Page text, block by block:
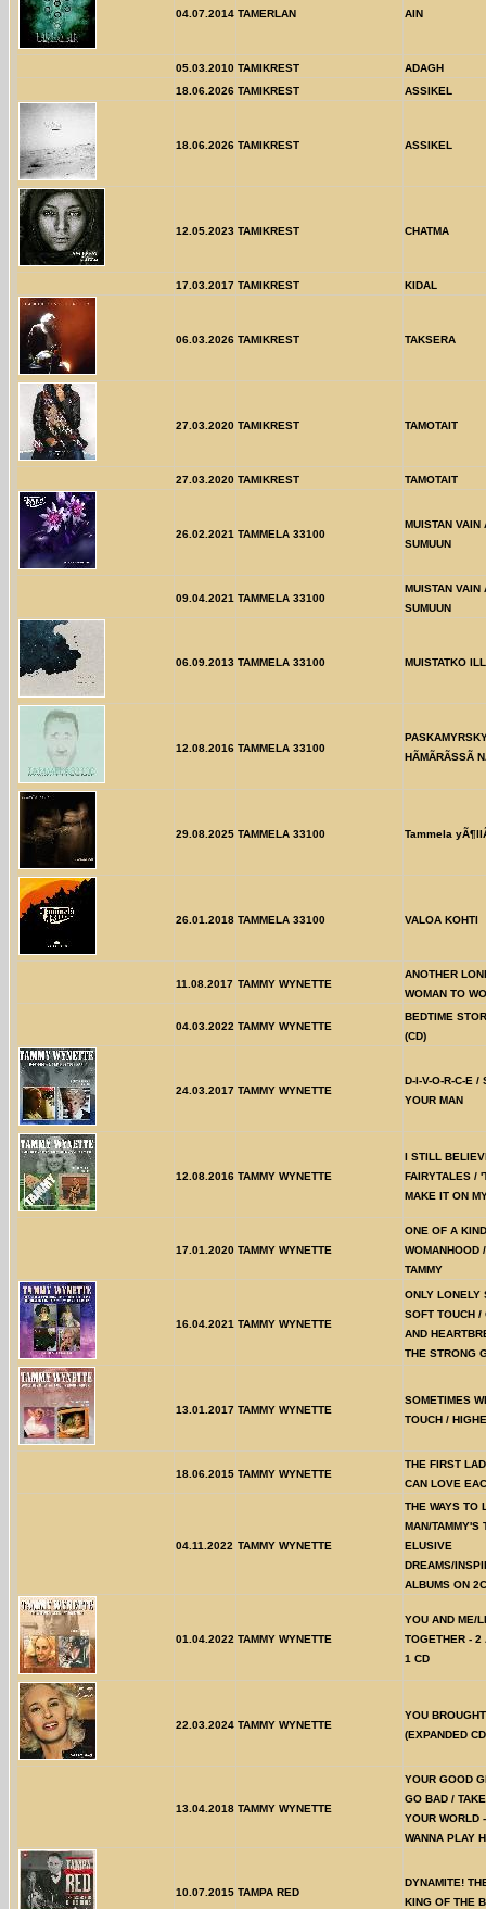
04.07.2014 TAMERLAN AIN
05.03.2010 TAMIKREST
ADAGH
18.06.2026 TAMIKREST ASSIKEL
18.06.2026 TAMIKREST ASSIKEL
12.05.2023 TAMIKREST CHATMA
17.03.2017 TAMIKREST KIDAL
06.03.2026 TAMIKREST TAKSERA
27.03.2020 TAMIKREST TAMOTAIT
27.03.2020 TAMIKREST TAMOTAIT
26.02.2021 TAMMELA 33100
MUISTAN VAIN
SUMUUN
09.04.2021 TAMMELA 33100
MUISTAN VAIN
SUMUUN
06.09.2013 TAMMELA 33100 MUISTATKO
12.08.2016 TAMMELA 33100
HÃMÃRÃSSÃ
29.08.2025 TAMMELA 33100 Tammela
26.01.2018 TAMMELA 33100 VALOA KOHTI
11.08.2017 TAMMY WYNETTE
ANOTHER
WOMAN TO
04.03.2022 TAMMY WYNETTE
BEDTIME
(CD)
24.03.2017 TAMMY WYNETTE
D-I-V-O-R-C-E /
YOUR MAN
12.08.2016 TAMMY WYNETTE
I STILL
FAIRYTALES /
MAKE IT ON
17.01.2020 TAMMY WYNETTE
ONE OF A
WOMANHOOD
TAMMY
16.04.2021 TAMMY WYNETTE
ONLY LONELY
SOFT TOUCH /
AND
THE STRONG
13.01.2017 TAMMY WYNETTE
SOMETIMES
TOUCH /
18.06.2015 TAMMY WYNETTE
THE FIRST
CAN LOVE
04.11.2022 TAMMY WYNETTE
THE WAYS TO
MAN/TAMMY'S
ELUSIVE
DREAMS/
ALBUMS ON
01.04.2022 TAMMY WYNETTE
YOU AND ME/
TOGETHER - 2
1 CD
22.03.2024 TAMMY WYNETTE
YOU
(EXPANDED
13.04.2018 TAMMY WYNETTE
YOUR GOOD
GO BAD /
YOUR WORLD
WANNA PLAY
10.07.2015 TAMPA RED
DYNAMITE!
KING OF THE